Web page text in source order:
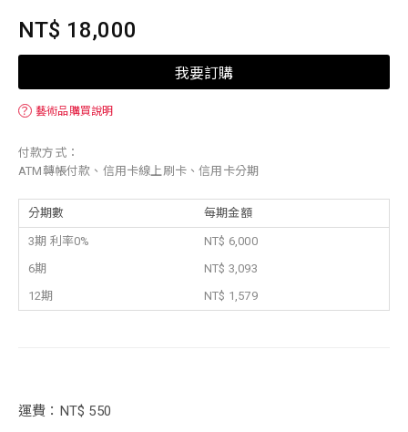
NT$ 18,000
我要訂購
？ 藝術品購買說明
付款方式：
ATM轉帳付款、信用卡線上刷卡、信用卡分期
分期數 每期金額
3期 利率0%
NT$ 6,000
6期
NT$ 3,093
12期
NT$ 1,579
運費：NT$ 550